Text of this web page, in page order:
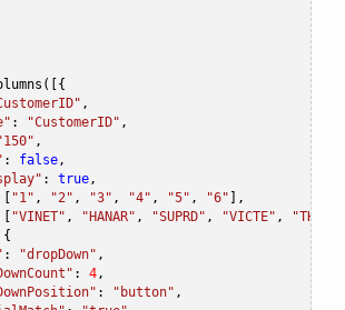
([{
,
: "CustomerID" ,
,
: false,
: true,
"1" , "2" , "3" , "4" , "5" , "6" ],
"VINET" , "HANAR" , "SUPRD" , "VICTE" ,
"THREE"
{
: "dropDown" ,
: 4,
: "button" ,